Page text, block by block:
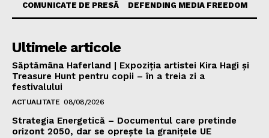
COMUNICATE DE PRESĂ DEFENDING MEDIA FREEDOM
Ultimele articole
Săptămâna Haferland | Expoziţia artistei Kira Hagi şi
Treasure Hunt pentru copii – în a treia zi a
festivalului
ACTUALITATE 08/08/2026
Strategia Energetică – Documentul care pretinde
orizont 2050, dar se oprește la granițele UE